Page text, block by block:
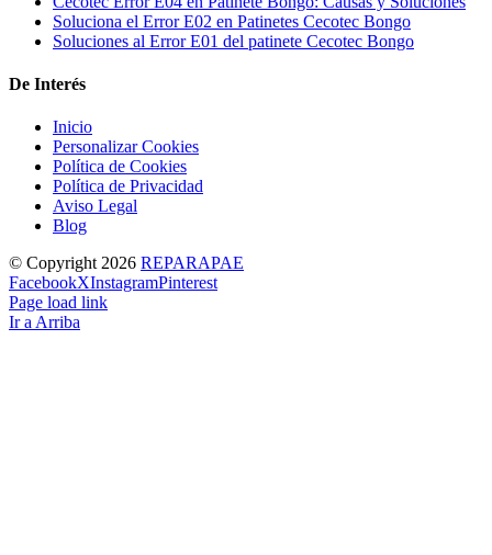
Soluciona el Error E02 en Patinetes Cecotec Bongo
Soluciones al Error E01 del patinete Cecotec Bongo
De Interés
Inicio
Personalizar Cookies
Política de Cookies
Política de Privacidad
Aviso Legal
Blog
© Copyright 2026 REPARAPAE
FacebookXInstagramPinterest
Page load link
Ir a Arriba